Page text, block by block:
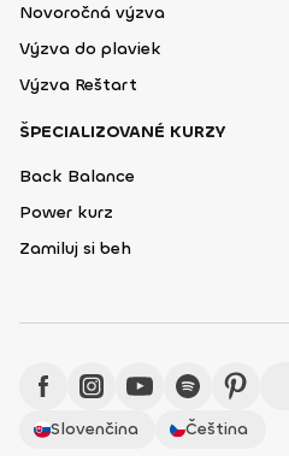
Novoročná výzva
Výzva do plaviek
Výzva Reštart
ŠPECIALIZOVANÉ KURZY
Back Balance
Power kurz
Zamiluj si beh
Slovenčina
Čeština